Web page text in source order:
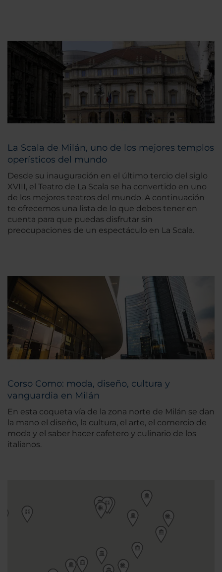
La Scala de Milán, uno de los mejores templos
operísticos del mundo
Desde su inauguración en el último tercio del siglo
XVIII, el Teatro de La Scala se ha convertido en uno
de los mejores teatros del mundo. A continuación
te ofrecemos una lista de lo que debes tener en
cuenta para que puedas disfrutar sin
preocupaciones de un espectáculo en La Scala.
Corso Como: moda, diseño, cultura y
vanguardia en Milán
En esta coqueta vía de la zona norte de Milán se dan
la mano el diseño, la cultura, el arte, el comercio de
moda y el saber hacer cafetero y culinario de los
italianos.